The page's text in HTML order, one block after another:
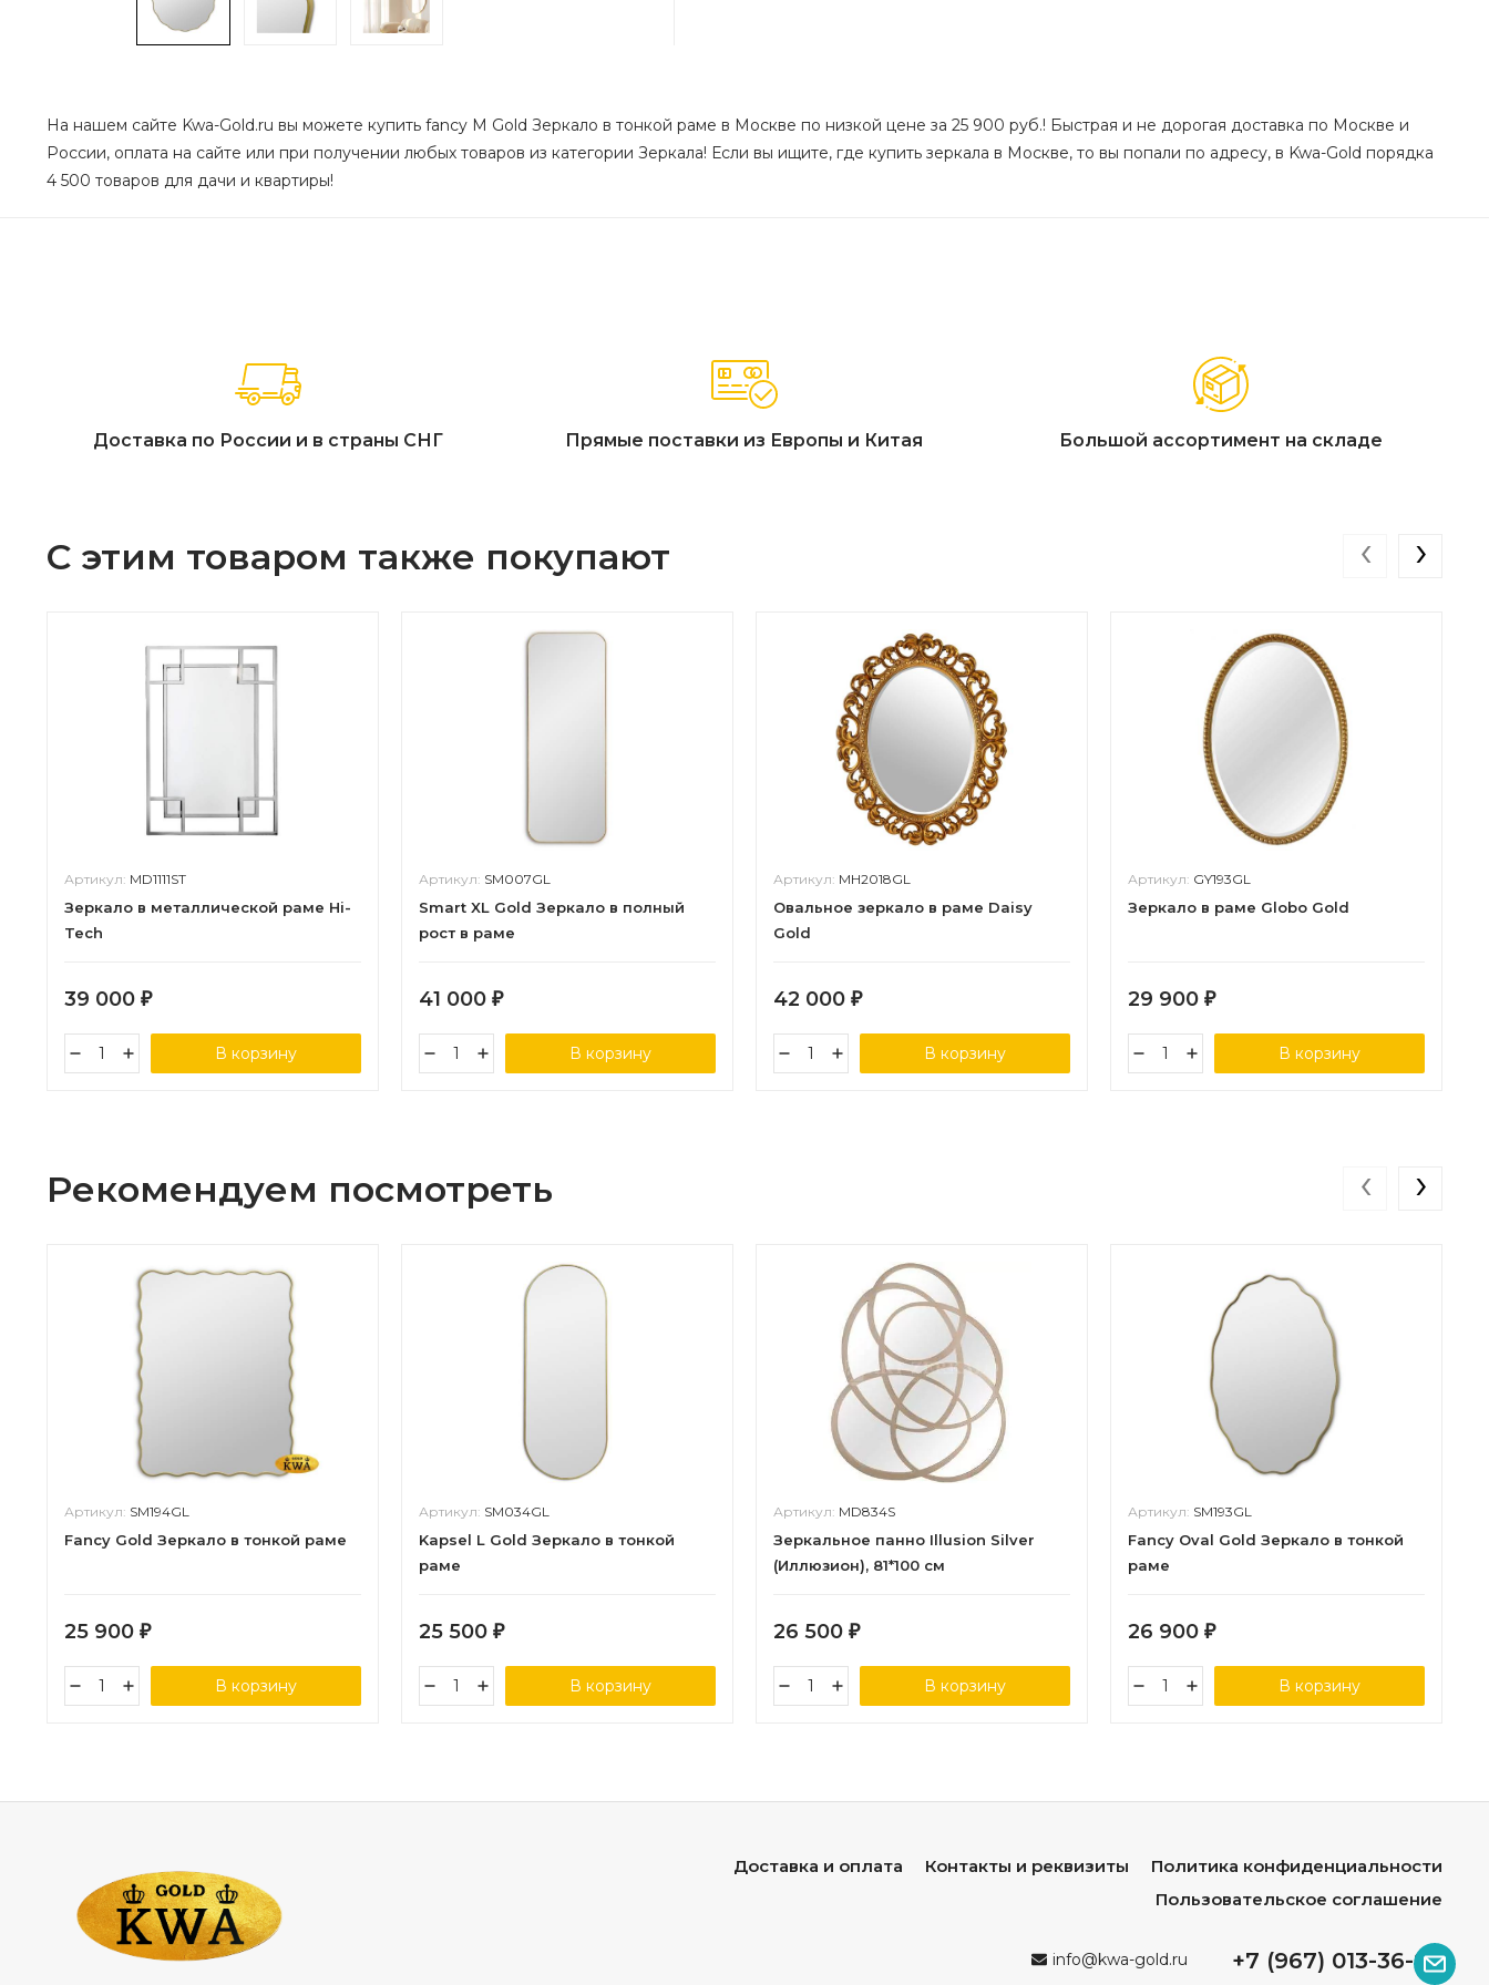
На нашем сайте Kwa-Gold.ru вы можете купить fancy M Gold Зеркало в тонкой раме в Москве по низкой цене за 25 900 руб.! Быстрая и не дорогая доставка по Москве и
России, оплата на сайте или при получении любых товаров из категории Зеркала! Если вы ищите, где купить зеркала в Москве, то вы попали по адресу, в Kwa-Gold порядка
4 500 товаров для дачи и квартиры!
Доставка по России и в страны СНГ Прямые поставки из Европы и Китая Большой ассортимент на складе
С этим товаром также покупают
Артикул: MD1111ST
Зеркало в металлической раме Hi-
Tech
39 000 ₽
В корзину
Артикул: SM007GL
Smart XL Gold Зеркало в полный
рост в раме
41 000 ₽
В корзину
Артикул: MH2018GL
Овальное зеркало в раме Daisy
Gold
42 000 ₽
В корзину
Артикул: GY193GL
Зеркало в раме Globo Gold
29 900 ₽
В корзину
‹ ›
Рекомендуем посмотреть
Артикул: SM194GL
Fancy Gold Зеркало в тонкой раме
25 900 ₽
В корзину
Артикул: SM034GL
Kapsel L Gold Зеркало в тонкой
раме
25 500 ₽
В корзину
Артикул: MD834S
Зеркальное панно Illusion Silver
(Иллюзион), 81*100 см
26 500 ₽
В корзину
Артикул: SM193GL
Fancy Oval Gold Зеркало в тонкой
раме
26 900 ₽
В корзину
‹ ›
Доставка и оплата Контакты и реквизиты
Политика конфиденциальности
Пользовательское соглашение
info@kwa-gold.ru +7 (967) 013-36-96